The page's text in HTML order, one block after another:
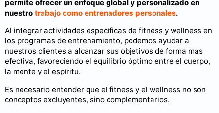
permite ofrecer un enfoque global y personalizado en
nuestro trabajo como entrenadores personales.
Al integrar actividades específicas de fitness y wellness en
los programas de entrenamiento, podemos ayudar a
nuestros clientes a alcanzar sus objetivos de forma más
efectiva, favoreciendo el equilibrio óptimo entre el cuerpo,
la mente y el espíritu.
Es necesario entender que el fitness y el wellness no son
conceptos excluyentes, sino complementarios.